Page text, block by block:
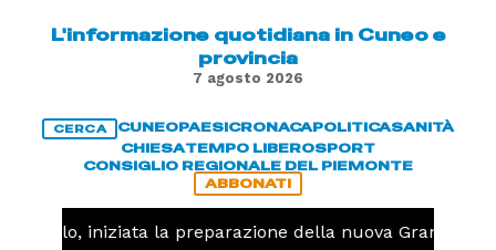
L'informazione quotidiana in Cuneo e
provincia
7 agosto 2026
CERCA CUNEOPAESICRONACAPOLITICASANITÀ
CHIESATEMPO LIBEROSPORT
CONSIGLIO REGIONALE DEL PIEMONTE
ABBONATI
iniziata la preparazione della nuova Granda